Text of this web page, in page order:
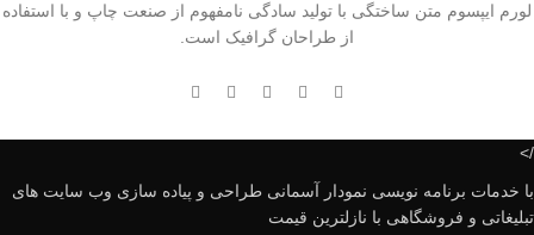
لورم ایپسوم متن ساختگی با تولید سادگی نامفهوم از صنعت چاپ و با استفاده
از طراحان گرافیک است.
/>
با خدمات برنامه نویسی نمودار آسمانی طراحی و پیاده سازی وب سایت های
تبلیغاتی و فروشگاهی با نازلترین قیمت